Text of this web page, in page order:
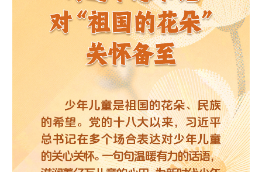
视频 图片 政务
中央文件 金融
人居 信息化 数字经济
学术中国 银龄 溯源中国
城市 旅游 能源 会展
彩票 娱乐 时尚 悦读
公益 一带一路 亚太网 上市公司